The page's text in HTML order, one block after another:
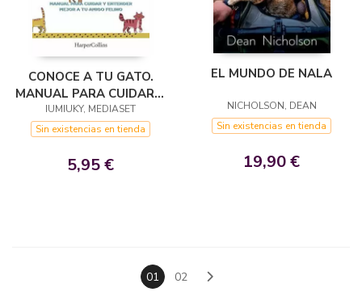
CONOCE A TU GATO.
MANUAL PARA CUIDAR Y
ENTENDER MEJOR A TU
AMIGO FELINO
IUMIUKY, MEDIASET
Sin existencias en tienda
5,95 €
EL MUNDO DE NALA
NICHOLSON, DEAN
Sin existencias en tienda
19,90 €
01 02